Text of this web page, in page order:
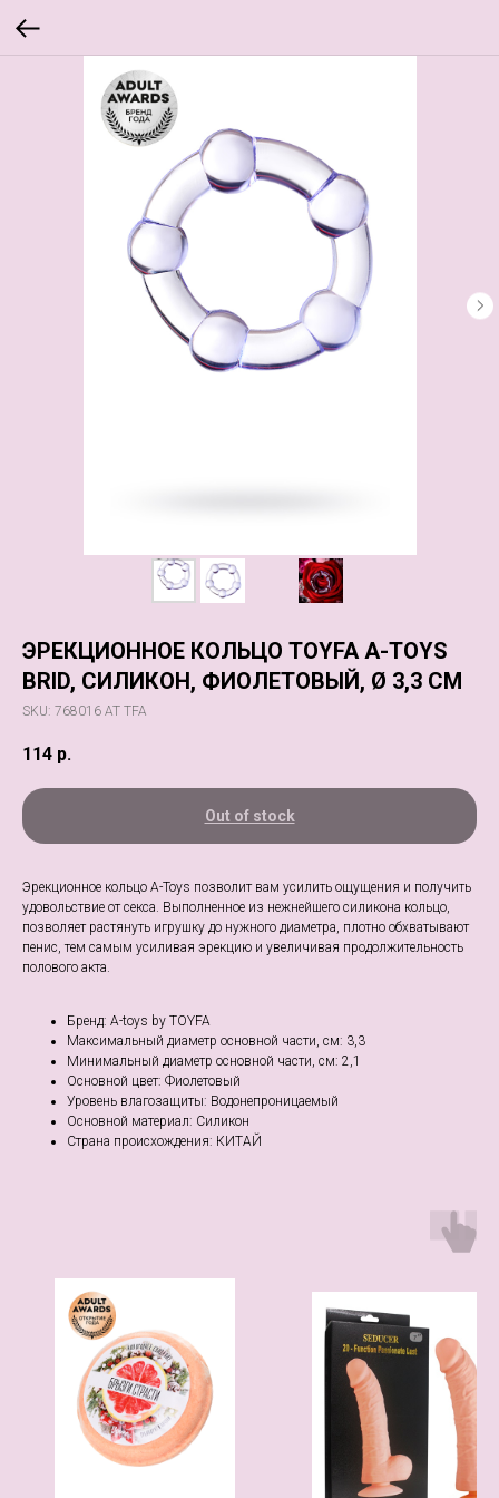
ЭРЕКЦИОННОЕ КОЛЬЦО TOYFA A-TOYS
BRID, СИЛИКОН, ФИОЛЕТОВЫЙ, Ø 3,3 СМ
SKU: 768016 AT TFA
114 р.
Out of stock
Эрекционное кольцо А-Toys позволит вам усилить ощущения и получить
удовольствие от секса. Выполненное из нежнейшего силикона кольцо,
позволяет растянуть игрушку до нужного диаметра, плотно обхватывают
пенис, тем самым усиливая эрекцию и увеличивая продолжительность
полового акта.
Бренд: A-toys by TOYFA
Максимальный диаметр основной части, см: 3,3
Минимальный диаметр основной части, см: 2,1
Основной цвет: Фиолетовый
Уровень влагозащиты: Водонепроницаемый
Основной материал: Силикон
Страна происхождения: КИТАЙ